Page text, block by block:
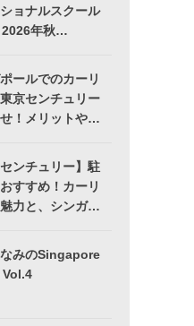
ョナルスクール
2026年秋…
ールでのカーリ
京センチュリー
！メリットや…
センチュリー】駐
すすめ！カーリ
力と、シンガ…
みのSingapore